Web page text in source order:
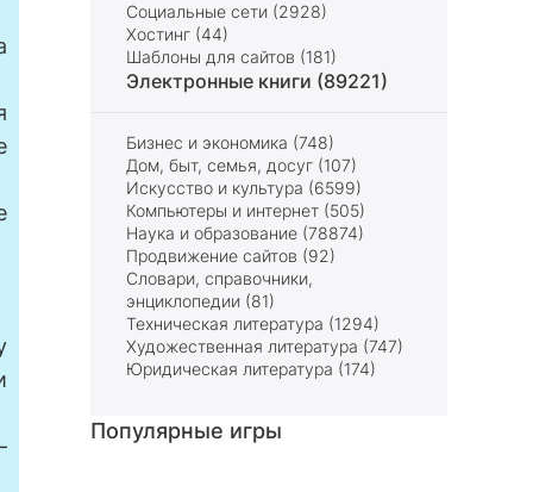
Социальные сети (2928)
Хостинг (44)
Шаблоны для сайтов (181)
Электронные книги (89221)
Бизнес и экономика (748)
Дом, быт, семья, досуг (107)
Искусство и культура (6599)
Компьютеры и интернет (505)
Наука и образование (78874)
Продвижение сайтов (92)
Словари, справочники,
энциклопедии (81)
Техническая литература (1294)
Художественная литература (747)
Юридическая литература (174)
Популярные игры